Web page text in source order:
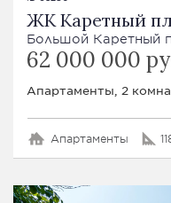
ЖК Каретный
Большой Каретный
62 000 000
Апартаменты, 2
Апартаменты